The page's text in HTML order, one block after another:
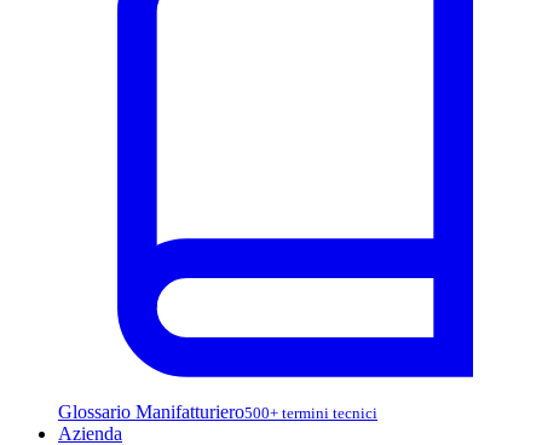
Glossario Manifatturiero500+ termini tecnici
Azienda